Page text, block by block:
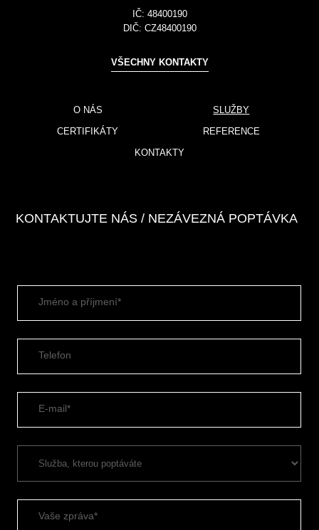
IČ: 48400190
DIČ: CZ48400190
VŠECHNY KONTAKTY
O NÁS
SLUŽBY
CERTIFIKÁTY
REFERENCE
KONTAKTY
KONTAKTUJTE NÁS / NEZÁVEZNÁ POPTÁVKA
Jméno a příjmení*
Telefon
E-mail*
Vaše zpráva*